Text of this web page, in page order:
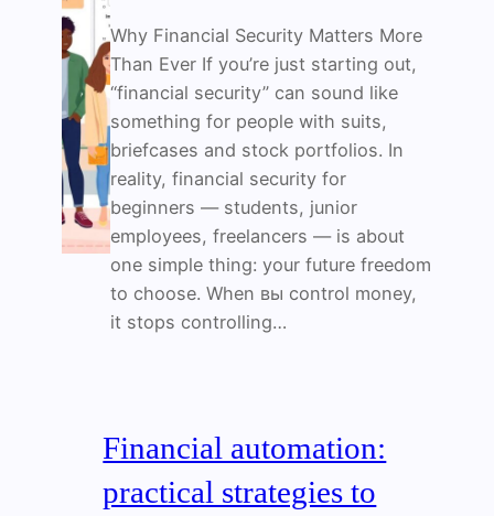
Why Financial Security Matters More
Than Ever If you’re just starting out,
“financial security” can sound like
something for people with suits,
briefcases and stock portfolios. In
reality, financial security for
beginners — students, junior
employees, freelancers — is about
one simple thing: your future freedom
to choose. When вы control money,
it stops controlling…
Financial automation:
practical strategies to